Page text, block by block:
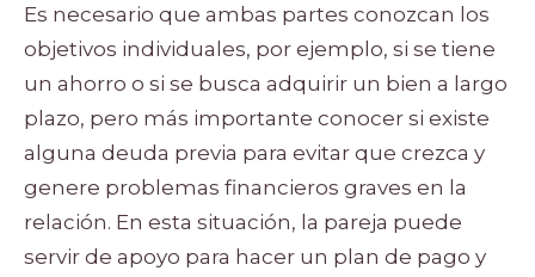
Es necesario que ambas partes conozcan los
objetivos individuales, por ejemplo, si se tiene
un ahorro o si se busca adquirir un bien a largo
plazo, pero más importante conocer si existe
alguna deuda previa para evitar que crezca y
genere problemas financieros graves en la
relación. En esta situación, la pareja puede
servir de apoyo para hacer un plan de pago y